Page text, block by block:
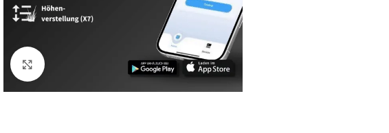
Klick zum Vergrößern